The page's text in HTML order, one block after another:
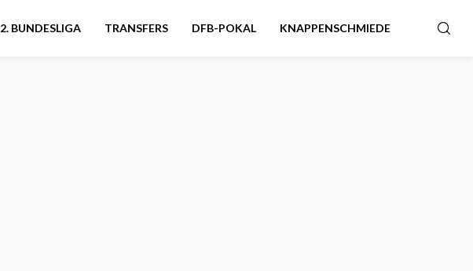
2. BUNDESLIGA TRANSFERS DFB-POKAL KNAPPENSCHMIEDE